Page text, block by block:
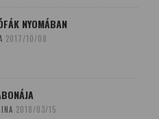
NYOMÁBAN
2017/10/08
2018/03/15